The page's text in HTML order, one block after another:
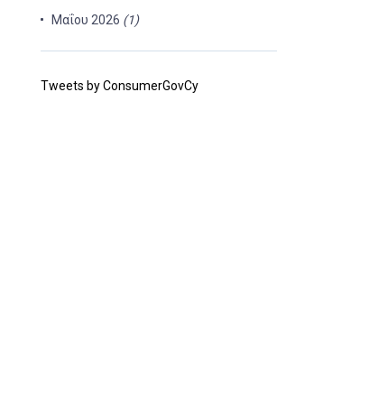
Μαΐου 2026 (1)
Tweets by ConsumerGovCy